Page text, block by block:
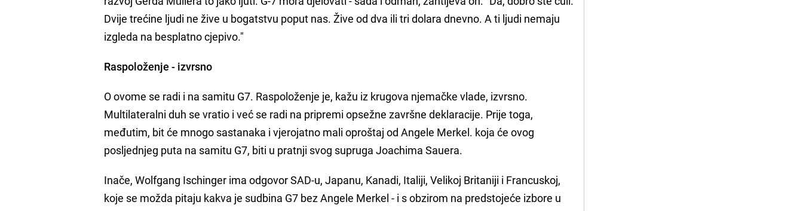
Dvije trećine ljudi ne žive u bogatstvu poput nas. Žive od dva ili tri dolara dnevno. A ti ljudi nemaju
izgleda na besplatno cjepivo."
Raspoloženje - izvrsno
O ovome se radi i na samitu G7. Raspoloženje je, kažu iz krugova njemačke vlade, izvrsno.
Multilateralni duh se vratio i već se radi na pripremi opsežne završne deklaracije. Prije toga,
međutim, bit će mnogo sastanaka i vjerojatno mali oproštaj od Angele Merkel. koja će ovog
posljednjeg puta na samitu G7, biti u pratnji svog supruga Joachima Sauera.
Inače, Wolfgang Ischinger ima odgovor SAD-u, Japanu, Kanadi, Italiji, Velikoj Britaniji i Francuskoj,
koje se možda pitaju kakva je sudbina G7 bez Angele Merkel - i s obzirom na predstojeće izbore u